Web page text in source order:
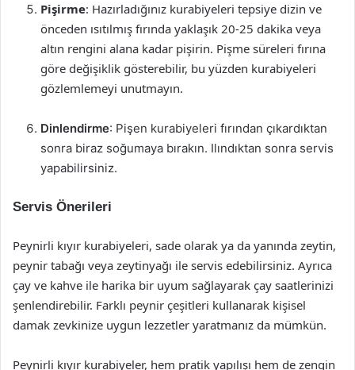
Pişirme: Hazırladığınız kurabiyeleri tepsiye dizin ve
önceden ısıtılmış fırında yaklaşık 20-25 dakika veya
altın rengini alana kadar pişirin. Pişme süreleri fırına
göre değişiklik gösterebilir, bu yüzden kurabiyeleri
gözlemlemeyi unutmayın.
Dinlendirme: Pişen kurabiyeleri fırından çıkardıktan
sonra biraz soğumaya bırakın. Ilındıktan sonra servis
yapabilirsiniz.
Servis Önerileri
Peynirli kıyır kurabiyeleri, sade olarak ya da yanında zeytin,
peynir tabağı veya zeytinyağı ile servis edebilirsiniz. Ayrıca
çay ve kahve ile harika bir uyum sağlayarak çay saatlerinizi
şenlendirebilir. Farklı peynir çeşitleri kullanarak kişisel
damak zevkinize uygun lezzetler yaratmanız da mümkün.
Peynirli kıyır kurabiyeler, hem pratik yapılışı hem de zengin